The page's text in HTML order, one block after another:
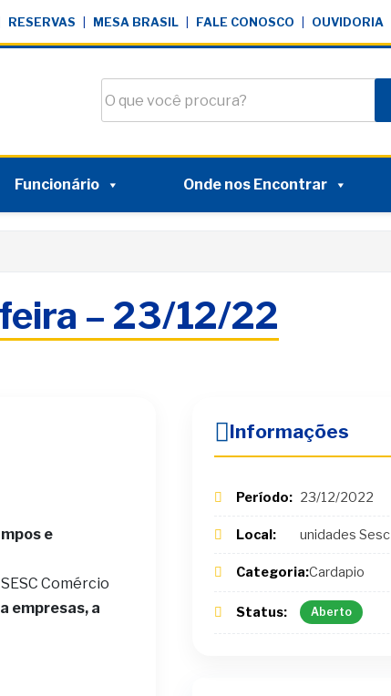
RESERVAS MESA BRASIL FALE CONOSCO OUVIDORIA
Funcionário Onde nos Encontrar
– 23/12/22
e
Comércio
empresas, a
Informações
Período: 23/12/2022
Local: unidades Sesc
Categoria:Cardapio
Status: Aberto